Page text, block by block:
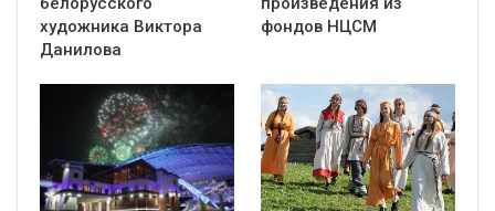
художника Виктора
Данилова
фондов НЦСМ